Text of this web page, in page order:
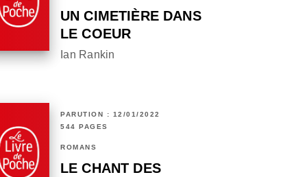
UN CIMETIÈRE DANS
LE COEUR
Ian Rankin
PARUTION : 12/01/2022
544 PAGES
ROMANS
LE CHANT DES